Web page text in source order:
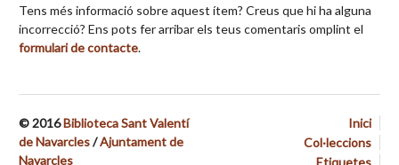
Tens més informació sobre aquest ítem? Creus que hi ha alguna
incorrecció? Ens pots fer arribar els teus comentaris omplint el
formulari de contacte.
Inici
Col·leccions
Etiquetes
© 2016Biblioteca Sant Valentí
de Navarcles/Ajuntament de
Navarcles